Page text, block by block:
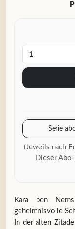
Serie
(Jeweils nach
Dieser
Kara ben
geheimnisvolle
In der alten